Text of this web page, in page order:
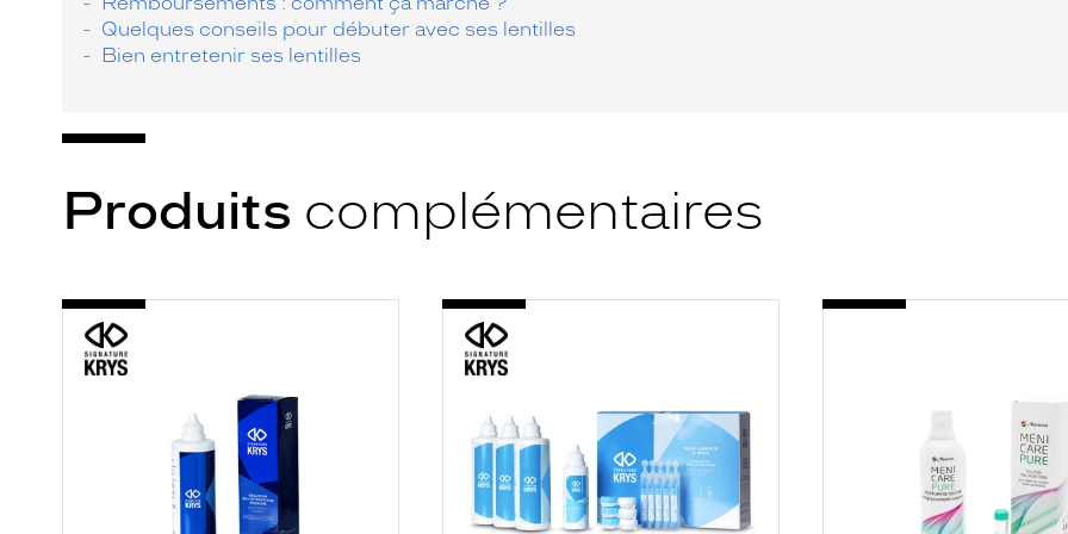
Quelques conseils pour débuter avec ses lentilles
Bien entretenir ses lentilles
Produits complémentaires
-
S.K
MULTI
350ML
-
S.K
PACK
LIBERTE
-